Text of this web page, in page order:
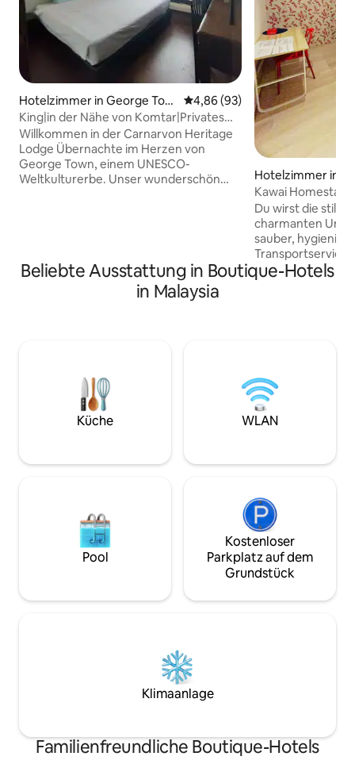
Hotelzimmer in George Tow
n
Durchschnittliche Bewertung:
4,86 (93)
King|in der Nähe von Komtar|Privates
Badezimmer|Kostenlose
Annehmlichkeiten
Willkommen in der Carnarvon Heritage
Lodge Übernachte im Herzen von
George Town, einem UNESCO-
Weltkulturerbe. Unser wunderschön
Cafés, Museen und
Einkaufsmöglichkeiten entfernt. Wir
befinden uns im Herzen von Penangs
Einkaufsvierteln und Penangs
berühmtem Streetfood entfernt.Jedes
Zimmer ist mit einem eigenen
Badezimmer, Außenfenstern, einer
ausgestattet. Kostenloser Kaffee, Tee
authentischste Erbe Penangs bequem
und komfortabel erleben kannst.
Hotelzimmer in
n
Kawai Homestay
イイ日本の民宿
Du wirst die
charmanten
sauber,
Transportservice
KTM verfügbar.
Einkaufszentrum
verfügbar, wie
Mamak,
usw. In der Nähe von 99 Speedmart
Shop und Mr. DIY
Beliebte Ausstattung in Boutique-Hotels
in Malaysia
Küche WLAN
Pool
Kostenloser
Parkplatz auf dem
Grundstück
Klimaanlage
Familienfreundliche Boutique-Hotels